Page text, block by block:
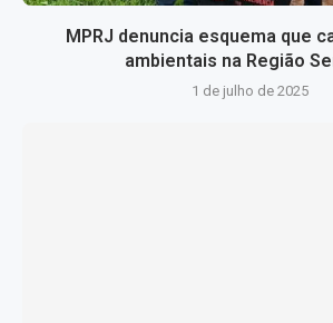
MPRJ denuncia esquema que
ambientais na Região
1 de julho de 2025